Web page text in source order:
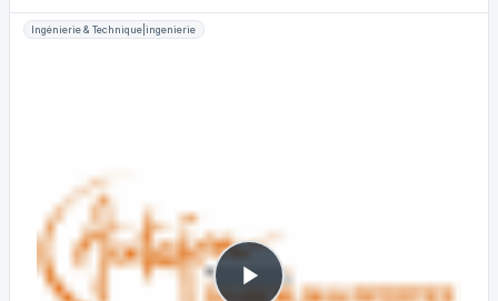
Ingénierie & Technique|ingenierie